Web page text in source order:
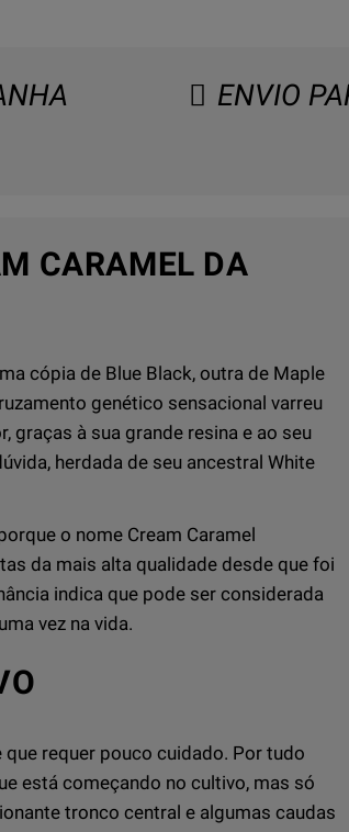
ENVIO
CARAMEL DA
cópia de Blue Black, outra de Maple
genético sensacional varreu
graças à sua grande resina e ao seu
herdada de seu ancestral White
o nome Cream Caramel
da mais alta qualidade desde que foi
indica que pode ser considerada
vez na vida.
requer pouco cuidado. Por tudo
está começando no cultivo, mas só
tronco central e algumas caudas